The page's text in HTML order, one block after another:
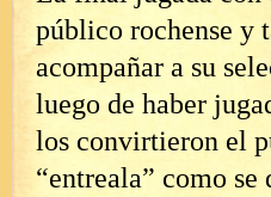
público rochense y
acompañar a su
luego de haber
los convirtieron el
“entreala” como